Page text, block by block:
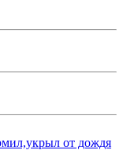
от дождя